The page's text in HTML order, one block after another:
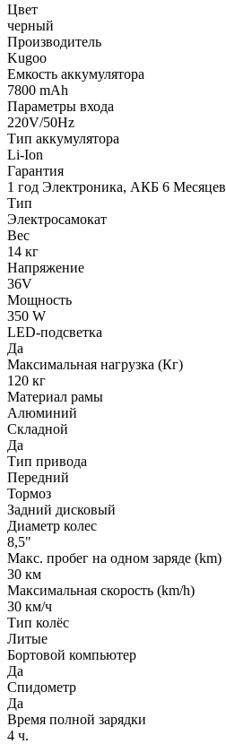
Цвет
черный
Производитель
Kugoo
Емкость аккумулятора
7800 mAh
Параметры входа
220V/50Hz
Тип аккумулятора
Li-Ion
Гарантия
1 год Электроника, АКБ 6 Месяцев
Тип
Электросамокат
Вес
14 кг
Напряжение
36V
Мощность
350 W
LED-подсветка
Да
Максимальная нагрузка (Кг)
120 кг
Материал рамы
Алюминий
Складной
Да
Тип привода
Передний
Тормоз
Задний дисковый
Диаметр колес
8,5"
Макс. пробег на одном заряде (km)
30 км
Максимальная скорость (km/h)
30 км/ч
Тип колёс
Литые
Бортовой компьютер
Да
Спидометр
Да
Время полной зарядки
4 ч.